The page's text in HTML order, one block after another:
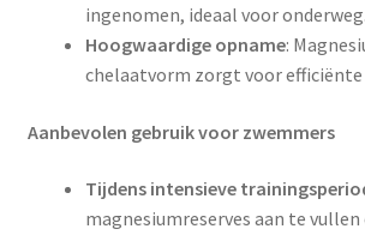
ingenomen, ideaal voor onderweg.
Hoogwaardige opname:
chelaatvorm zorgt voor
Aanbevolen gebruik voor zwemmers
Tijdens intensieve
magnesiumreserves aan te